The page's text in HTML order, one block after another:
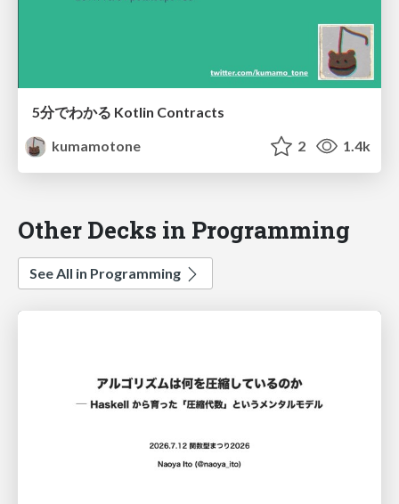
5分でわかる Kotlin Contracts
kumamotone
2 1.4k
Other Decks in Programming
See All in Programming